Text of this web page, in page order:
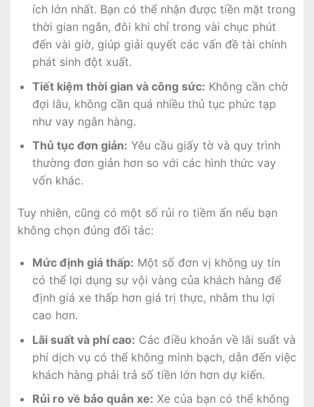
ích lớn nhất. Bạn có thể nhận được tiền mặt trong
thời gian ngắn, đôi khi chỉ trong vài chục phút
đến vài giờ, giúp giải quyết các vấn đề tài chính
phát sinh đột xuất.
Tiết kiệm thời gian và công sức: Không cần chờ
đợi lâu, không cần quá nhiều thủ tục phức tạp
như vay ngân hàng.
Thủ tục đơn giản: Yêu cầu giấy tờ và quy trình
thường đơn giản hơn so với các hình thức vay
vốn khác.
Tuy nhiên, cũng có một số rủi ro tiềm ẩn nếu bạn
không chọn đúng đối tác:
Mức định giá thấp: Một số đơn vị không uy tín
có thể lợi dụng sự vội vàng của khách hàng để
định giá xe thấp hơn giá trị thực, nhằm thu lợi
cao hơn.
Lãi suất và phí cao: Các điều khoản về lãi suất và
phí dịch vụ có thể không minh bạch, dẫn đến việc
khách hàng phải trả số tiền lớn hơn dự kiến.
Rủi ro về bảo quản xe: Xe của bạn có thể không